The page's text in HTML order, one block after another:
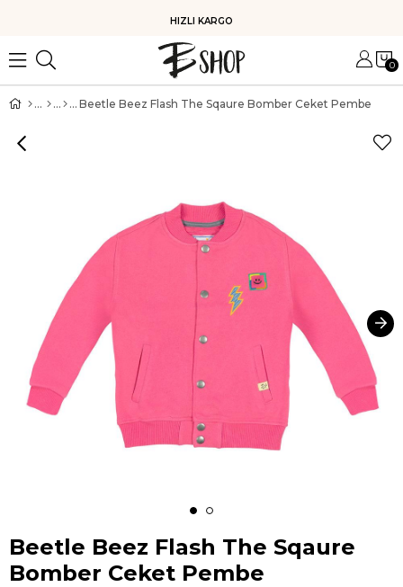
HIZLI KARGO
0
Beetle Beez Flash The Sqaure Bomber Ceket Pembe
Beetle Beez Flash The Sqaure
Bomber Ceket Pembe